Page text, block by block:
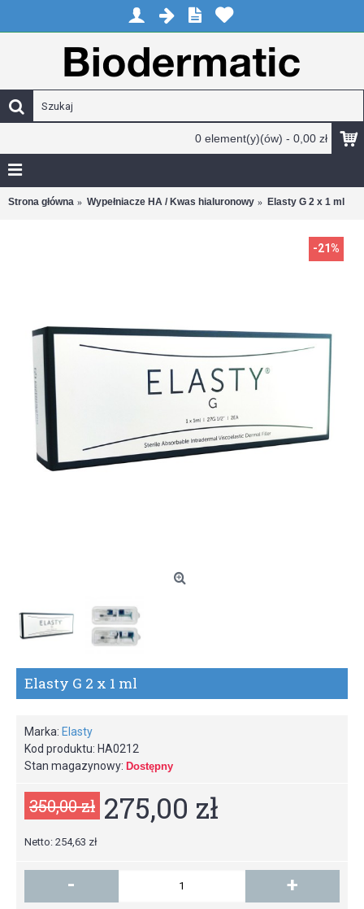
0 element(y)(ów) - 0,00 zł
Strona główna Wypełniacze HA / Kwas hialuronowy Elasty G 2 x 1 ml
-21%
Elasty G 2 x 1 ml
Marka: Elasty
Kod produktu: HA0212
Stan magazynowy: Dostępny
350,00 zł 275,00 zł
Netto: 254,63 zł
- +